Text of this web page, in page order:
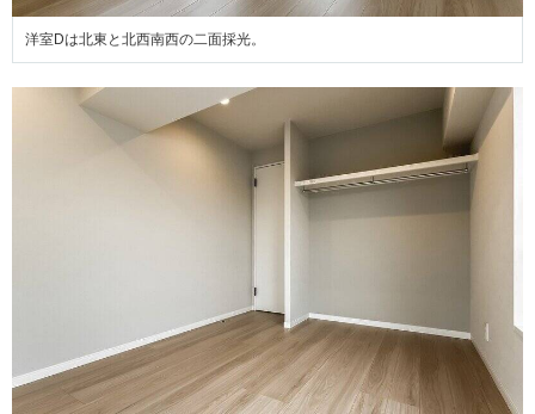
洋室Dは北東と北西南西の二面採光。